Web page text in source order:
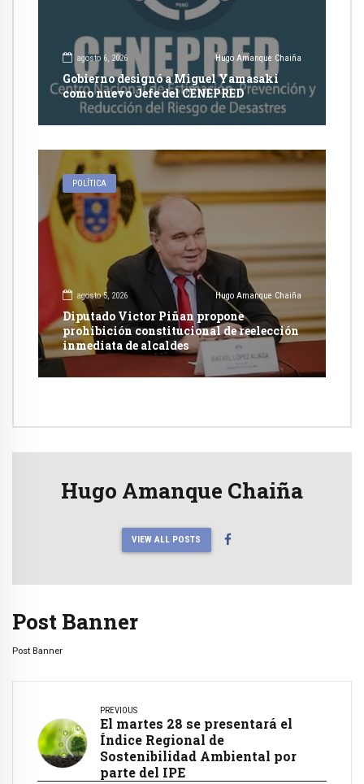
agosto 6, 2026 Hugo Amanque Chaiña
Gobierno designó a Miguel Yamasaki
como nuevo Jefe del CENEPRED
POLÍTICA
agosto 5, 2026 Hugo Amanque Chaiña
Diputado Victor Piñan propone
prohibición constitucional de reelección
inmediata de alcaldes
Hugo Amanque Chaiña
VIEW ALL POSTS
Post Banner
Post Banner
PREVIOUS
El martes 28 se presentará el
Índice Regional de
Sostenibilidad Ambiental por
parte del IPE